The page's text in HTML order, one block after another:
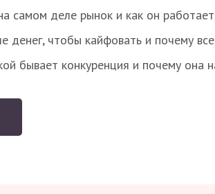
самом деле рынок и как он
денег, чтобы кайфовать и почему
бывает конкуренция и почему она